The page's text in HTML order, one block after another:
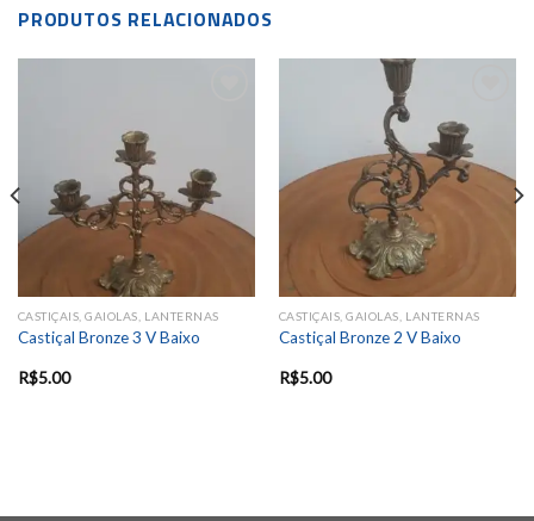
PRODUTOS RELACIONADOS
CASTIÇAIS, GAIOLAS, LANTERNAS
Castiçal Bronze 3 V Baixo
R$5.00
wishlist
CASTIÇAIS, GAIOLAS, LANTERNAS
Castiçal Bronze 2 V Baixo
R$5.00